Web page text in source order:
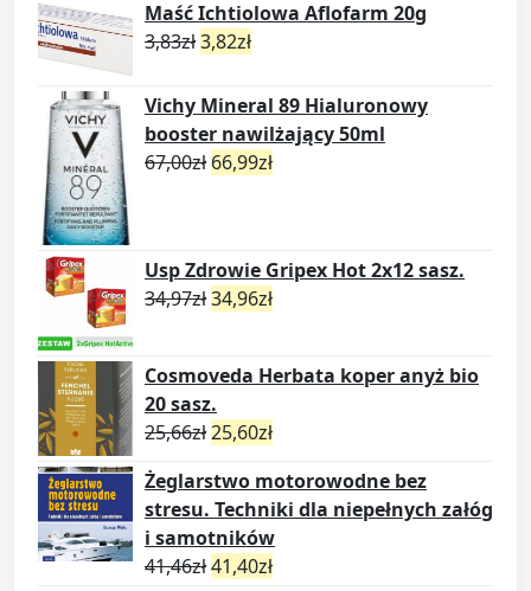
Maść Ichtiolowa Aflofarm 20g
3,83zł3,82zł
Vichy Mineral 89 Hialuronowy
booster nawilżający 50ml
67,00zł 66,99zł
Usp Zdrowie Gripex Hot 2x12 sasz.
34,97zł34,96zł
Cosmoveda Herbata koper anyż bio
20 sasz.
25,66zł25,60zł
Żeglarstwo motorowodne bez
stresu. Techniki dla niepełnych załóg
i samotników
41,46zł41,40zł